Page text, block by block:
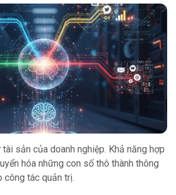
sản của doanh nghiệp. Khả năng hợp
hóa những con số thô thành thông
công tác quản trị.